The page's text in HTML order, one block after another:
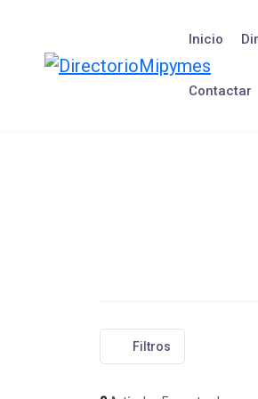
contenido
Inicio
Contactar
Filtros